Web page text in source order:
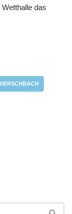
das